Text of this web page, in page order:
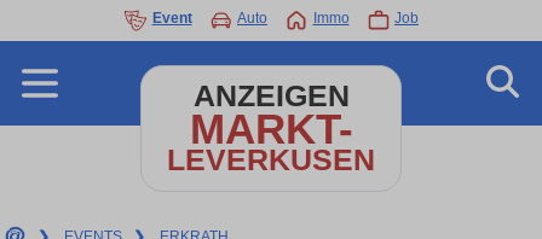
Event Auto Immo Job
ANZEIGEN
MARKT-
LEVERKUSEN